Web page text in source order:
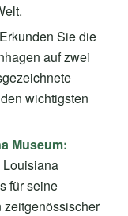
Erkunden Sie die
auf zwei
wichtigsten
Museum:
für seine